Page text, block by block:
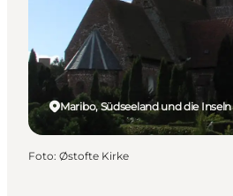
Unterkünfte
Reiseplanung
Maribo, Südseeland und die Inseln
Foto: Østofte Kirke